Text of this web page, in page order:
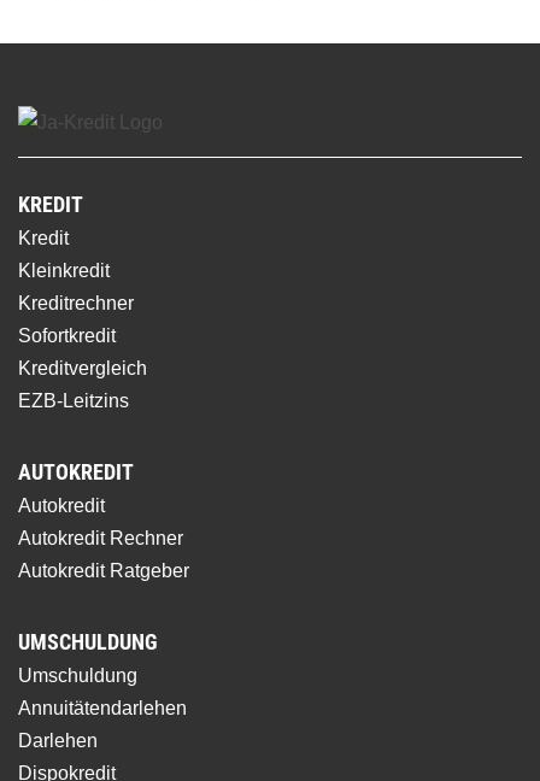
KREDIT
Kredit
Kleinkredit
Kreditrechner
Sofortkredit
Kreditvergleich
EZB-Leitzins
AUTOKREDIT
Autokredit
Autokredit Rechner
Autokredit Ratgeber
UMSCHULDUNG
Umschuldung
Annuitätendarlehen
Darlehen
Dispokredit